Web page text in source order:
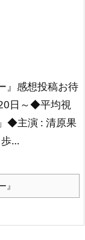
』感想投稿お待
日～◆平均視
◆主演 : 清原果
歩…
』